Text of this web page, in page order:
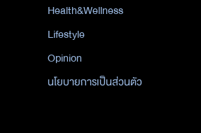
Health&Wellness
Lifestyle
Opinion
นโยบายการเป็นส่วนตัว